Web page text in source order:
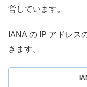
営しています。
IANA の IP アドレス
きます。